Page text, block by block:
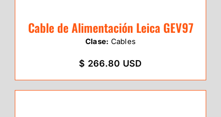
Cable de Alimentación Leica GEV97
Clase: Cables
$ 266.80 USD